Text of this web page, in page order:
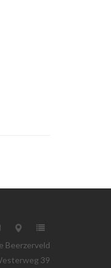
Beerzerveld
39